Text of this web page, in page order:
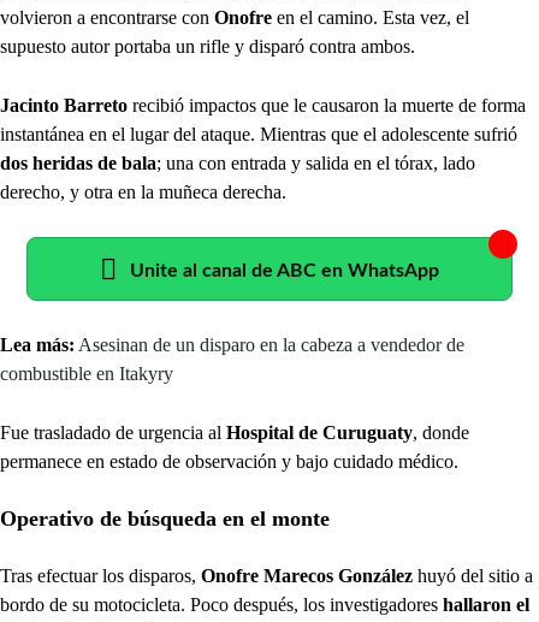
volvieron a encontrarse con Onofre en el camino. Esta vez, el
supuesto autor portaba un rifle y disparó contra ambos.
Jacinto Barreto recibió impactos que le causaron la muerte de forma
instantánea en el lugar del ataque. Mientras que el adolescente sufrió
dos heridas de bala; una con entrada y salida en el tórax, lado
derecho, y otra en la muñeca derecha.
Unite al canal de ABC en WhatsApp
Lea más: Asesinan de un disparo en la cabeza a vendedor de
combustible en Itakyry
Fue trasladado de urgencia al Hospital de Curuguaty, donde
permanece en estado de observación y bajo cuidado médico.
Operativo de búsqueda en el monte
Tras efectuar los disparos, Onofre Marecos González huyó del sitio a
bordo de su motocicleta. Poco después, los investigadores hallaron el